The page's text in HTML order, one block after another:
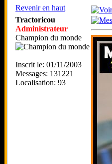
Revenir en haut
Tractoricou
Administrateur
Champion du monde
Inscrit le: 01/11/2003
Messages: 131221
Localisation: 93